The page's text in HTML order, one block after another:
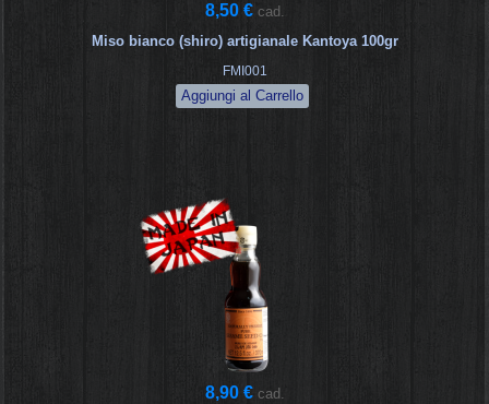
8,50 € cad.
Miso bianco (shiro) artigianale Kantoya 100gr
FMI001
8,90 € cad.